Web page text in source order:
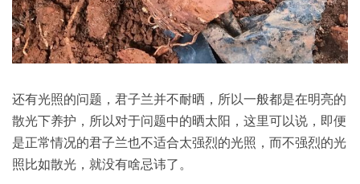
还有光照的问题，君子兰并不耐晒，所以一般都是在明亮的
散光下养护，所以对于问题中的晒太阳，这里可以说，即便
是正常情况的君子兰也不适合太强烈的光照，而不强烈的光
照比如散光，就没有啥忌讳了。